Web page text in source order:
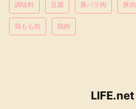
調味料 豆腐 豚バラ肉 豚肉
鶏もも肉 鶏肉
LIFE.net